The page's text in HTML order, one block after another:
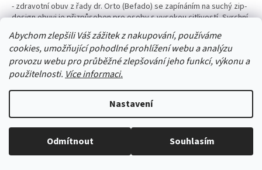
Abychom zlepšili Váš zážitek z nakupování, používáme
cookies, umožňující pohodlné prohlížení webu a analýzu
provozu webu pro průběžné zlepšování jeho funkcí, výkonu a
použitelnosti. Více informaci.
Nastavení
Odmítnout Souhlasím
- zdravotní obuv z řady dr. Orto (Befado) se zapínáním na suchý zip-
design obuvi je přizpůsoben pro osoby s vysokou citlivostí- Svrchní
materiál je v přední části elastický -...
37
38 40 41 46 48